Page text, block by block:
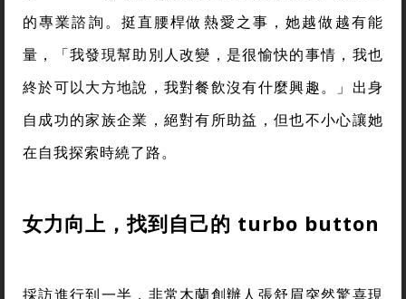
的專業諮詢。挺直腰桿做熱愛之事，她越做越有能
量，「我發現幫助別人改變，是很愉快的事情，我也
終於可以大方地說，我對餐飲沒有什麼興趣。」出身
自成功的家族企業，絕對有所助益，但也不小心讓她
在自我探索時繞了路。
女力向上，找到自己的 turbo button
採訪進行到一半，非常木蘭創辦人張舒眉突然驚喜現